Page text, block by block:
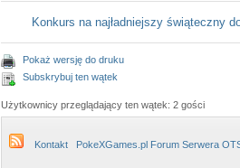
Konkurs na najładniejszy świąteczny
Pokaż wersję do druku
Subskrybuj ten wątek
Użytkownicy przeglądający ten wątek: 2 gości
Kontakt PokeXGames.pl Forum Serwera